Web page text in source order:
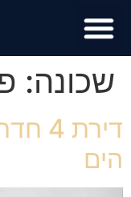
שכונה:
הים